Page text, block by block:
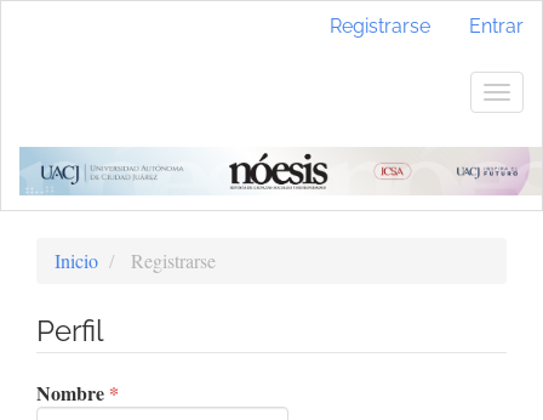
lateral
Registrarse Entrar
Inicio Registrarse
Perfil
Nombre *